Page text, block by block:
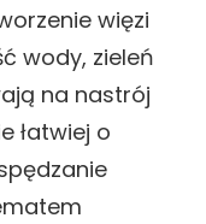
więzi
wody, zieleń
na nastrój
łatwiej o